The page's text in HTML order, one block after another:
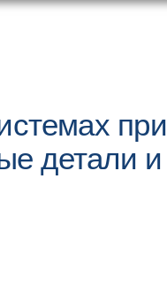
при
детали и